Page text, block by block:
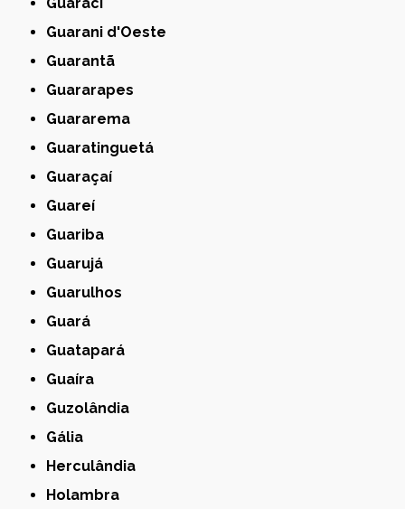
Guarani d'Oeste
Guarantã
Guararapes
Guararema
Guaratinguetá
Guaraçaí
Guareí
Guariba
Guarujá
Guarulhos
Guará
Guatapará
Guaíra
Guzolândia
Gália
Herculândia
Holambra